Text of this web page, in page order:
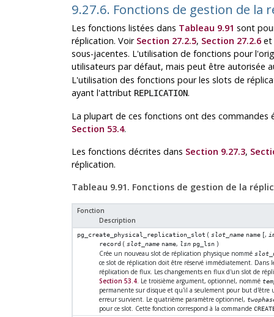
9.27.6. Fonctions de gestion de la
Les fonctions listées dans Tableau 9.91 sont
réplication. Voir Section 27.2.5, Section 27.2.6et
sous-jacentes. L'utilisation de fonctions pour
utilisateurs par défaut, mais peut être autorisée
L'utilisation des fonctions pour les slots de
ayant l'attribut REPLICATION.
La plupart de ces fonctions ont des commandes
Section 53.4.
Les fonctions décrites dans Section 9.27.3,
réplication.
Tableau 9.91. Fonctions de gestion de la
Fonction
Description
pg_create_physical_replication_slot (slot_name name [,
record ( slot_name name, lsn pg_lsn)
Crée un nouveau slot de réplication physique nommé
ce slot de réplication doit être réservé immédiatement. Dans
réplication de flux. Les changements en flux d'un slot de
Section 53.4. Le troisième argument, optionnel, nommé
permanente sur disque et qu'il a seulement pour but d'être
erreur survient. Le quatrième paramètre optionnel,
pour ce slot. Cette fonction correspond à la commande